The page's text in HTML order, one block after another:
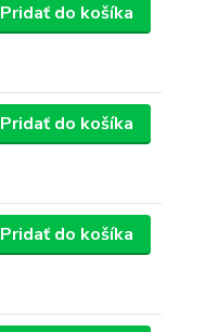
Pridať do košíka
Pridať do košíka
Pridať do košíka